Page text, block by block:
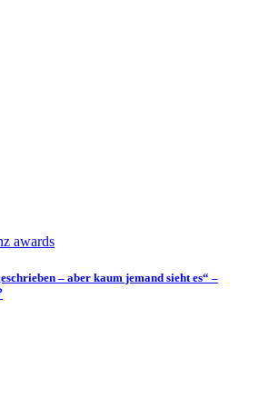
awards
– aber kaum jemand sieht es“ –